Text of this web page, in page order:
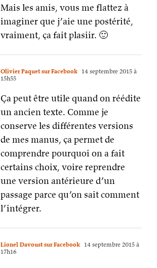
Mais les amis, vous me flattez à
imaginer que j’aie une postérité,
vraiment, ça fait plasiir. 🙂
Olivier Paquet sur Facebook 14 septembre 2015 à
15h55
Ça peut être utile quand on réédite
un ancien texte. Comme je
conserve les différentes versions
de mes manus, ça permet de
comprendre pourquoi on a fait
certains choix, voire reprendre
une version antérieure d’un
passage parce qu’on sait comment
l’intégrer.
Lionel Davoust sur Facebook 14 septembre 2015 à
17h16